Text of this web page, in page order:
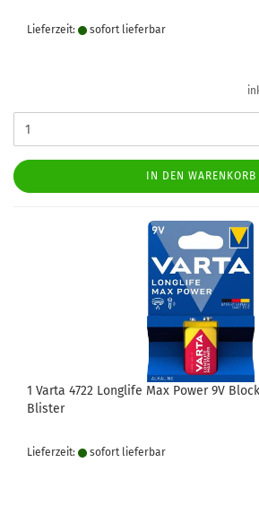
Lieferzeit: sofort lie­fer­bar
IN DEN WARENKORB
1 Varta 4722 Longlife Max Power 9V
Blister
Lieferzeit: sofort lie­fer­bar